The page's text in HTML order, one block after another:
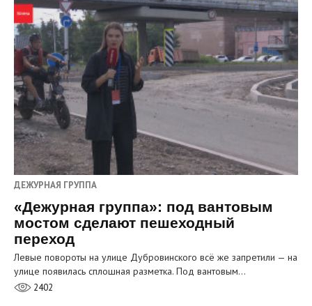
ДЕЖУРНАЯ ГРУППА
«Дежурная группа»: под вантовым
мостом сделают пешеходный
переход
Левые повороты на улице Дубровинского всё же запретили — на
улице появилась сплошная разметка. Под вантовым…
2402